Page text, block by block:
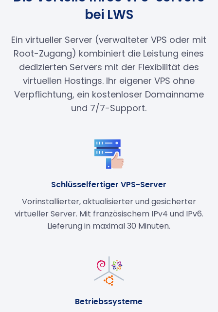
bei LWS
Ein virtueller Server (verwalteter VPS oder mit
Root-Zugang) kombiniert die Leistung eines
dedizierten Servers mit der Flexibilität des
virtuellen Hostings. Ihr eigener VPS ohne
Verpflichtung, ein kostenloser Domainname
und 7/7-Support.
Schlüsselfertiger VPS-Server
Vorinstallierter, aktualisierter und gesicherter
virtueller Server. Mit französischem IPv4 und IPv6.
Lieferung in maximal 30 Minuten.
Betriebssysteme